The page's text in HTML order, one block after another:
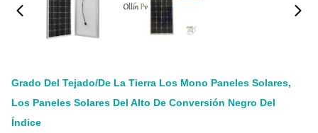
Grado Del Tejado/de La Tierra Los Mono Paneles Solares,
Los Paneles Solares Del Alto De Conversión Negro Del
Índice